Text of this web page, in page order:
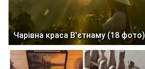
Чарівна краса В'єтнаму (18 фото)